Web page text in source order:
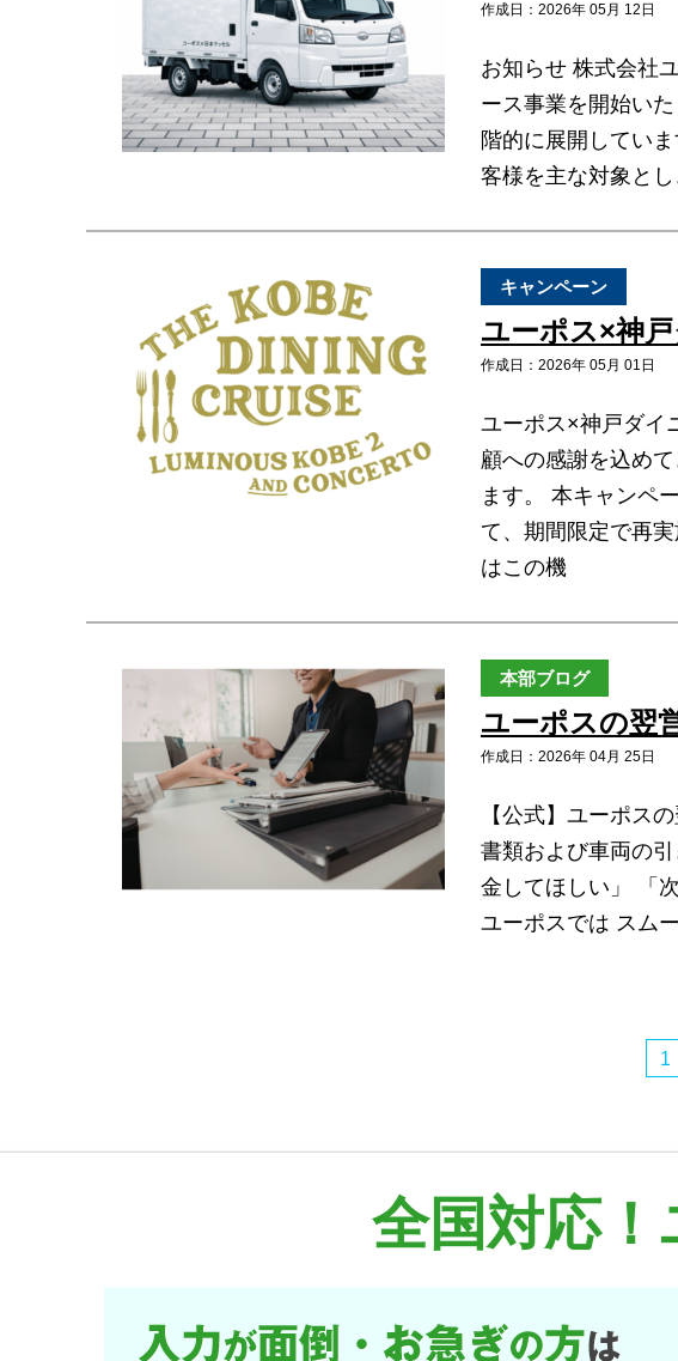
作成日：2026年 05月 12日
お知らせ 株式会社
ース事業を開始い
階的に展開してい
客様を主な対象と
キャンペーン
ユーポス×神
作成日：2026年 05月 01日
ユーポス×神戸ダイ
顧への感謝を込め
ます。 本キャンペ
て、期間限定で再
はこの機
本部ブログ
ユーポスの翌
作成日：2026年 04月 25日
【公式】ユーポス
書類および車両の
金してほしい」 「
ユーポスでは スム
1
全国対応！